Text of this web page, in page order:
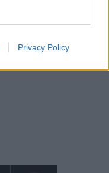
Privacy Policy